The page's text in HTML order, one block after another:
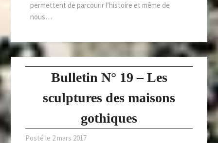
permettent de parcourir l’histoire et même de
nous…
Bulletin N° 19 – Les
sculptures des maisons
gothiques
Posté le 2 mars 2017